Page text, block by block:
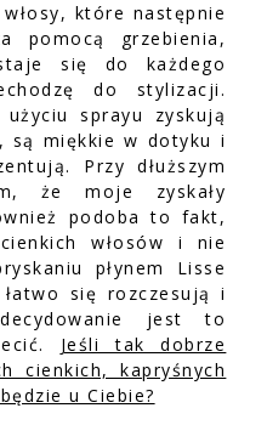
które następnie
pomocą grzebienia,
się do każdego
do stylizacji.
sprayu zyskują
są miękkie w dotyku i
Przy dłuższym
że moje zyskały
podoba to fakt,
włosów i nie
płynem Lisse
się rozczesują i
jest to
Jeśli tak dobrze
cienkich, kapryśnych
u Ciebie?